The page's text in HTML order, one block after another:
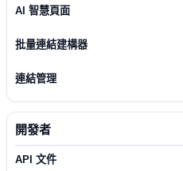
AI 智慧頁面
批量連結建構器
連結管理
開發者
API 文件